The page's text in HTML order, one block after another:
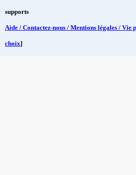
supports
Aide / Contactez-nous / Mentions légales / Vie
choix]